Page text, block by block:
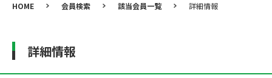
HOME 会員検索 該当会員一覧 詳細情報
詳細情報